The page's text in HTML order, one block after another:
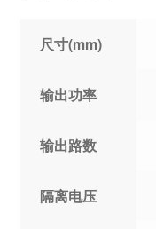
尺寸(mm)
输出功率
输出路数
隔离电压